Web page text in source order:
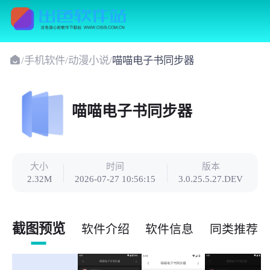
/手机软件/动漫小说/喵喵电子书同步器
喵喵电子书同步器
大小
2.32M
时间
2026-07-27 10:56:15
版本
3.0.25.5.27.DEV
截图预览 软件介绍 软件信息 同类推荐